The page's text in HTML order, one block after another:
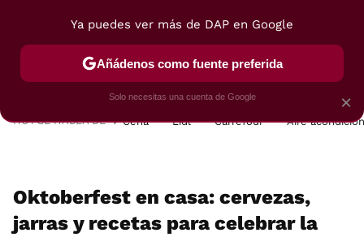
POSTRES VIAJES SELECCIÓN VEGUI
HOY SE HABLA DE Cena Lidl Carrefour Aire
Oktoberfest en casa: cervezas,
jarras y recetas para celebrar la
×
Ya puedes ver más de DAP en Google
Añádenos como fuente preferida
Solo necesitas una cuenta de Google